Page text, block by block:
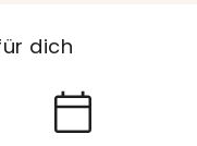
dich